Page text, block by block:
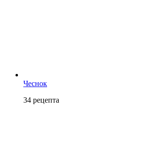
Чеснок
34 рецепта